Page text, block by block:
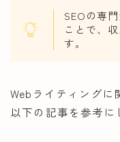
SEOの専
ことで、
す。
Webライティングに
以下の記事を参考に